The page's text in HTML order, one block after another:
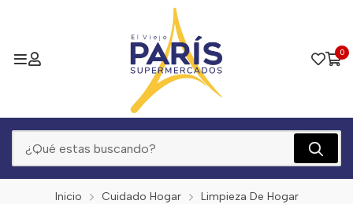
0
Inicio Cuidado Hogar Limpieza De Hogar